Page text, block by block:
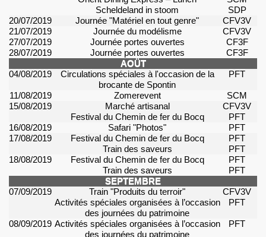
Scheldeland in stoom
SDP
20/07/2019
Journée "Matériel en tout genre"
CFV3V
21/07/2019
Journée du modélisme
CFV3V
27/07/2019
Journée portes ouvertes
CF3F
28/07/2019
Journée portes ouvertes
CF3F
AOÜT
04/08/2019
Circulations spéciales à l'occasion de la
brocante de Spontin
PFT
11/08/2019 Zomerevent
SCM
15/08/2019
Marché artisanal
CFV3V
Festival du Chemin de fer du Bocq
PFT
16/08/2019 Safari "Photos"
PFT
17/08/2019
Festival du Chemin de fer du Bocq
PFT
Train des saveurs
PFT
18/08/2019
Festival du Chemin de fer du Bocq
PFT
Train des saveurs
PFT
SEPTEMBRE
07/09/2019
Train "Produits du terroir"
CFV3V
Activités spéciales organisées à l’occasion
des journées du patrimoine
PFT
08/09/2019 Activités spéciales organisées à l’occasion
des journées du patrimoine
PFT